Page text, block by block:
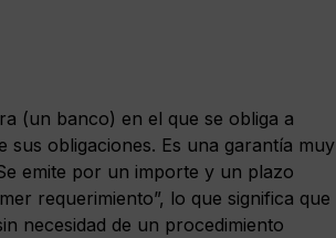
(un banco) en el que se obliga a
obligaciones. Es una garantía muy
emite por un importe y un plazo
requerimiento”, lo que significa que
necesidad de un procedimiento